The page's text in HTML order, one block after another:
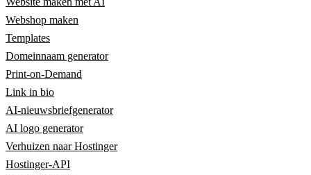
Webshop maken
Templates
Domeinnaam generator
Print-on-Demand
Link in bio
AI-nieuwsbriefgenerator
AI logo generator
Verhuizen naar Hostinger
Hostinger-API